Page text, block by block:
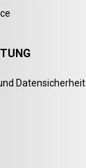
Datensicherheit